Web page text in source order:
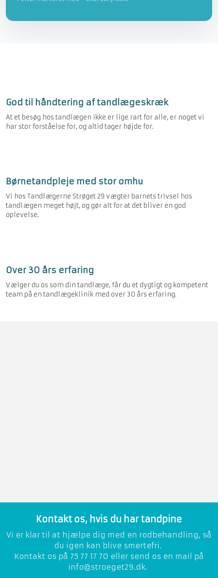
God til håndtering af tandlægeskræk
At et besøg hos tandlægen ikke er lige rart for alle, er noget vi
har stor forståelse for, og altid tager højde for.
Børnetandpleje med stor omhu
Vi hos Tandlægerne Strøget 29 vægter barnets trivsel hos
tandlægen meget højt, og gør alt for at det bliver en god
oplevelse.
Over 30 års erfaring
Vælger du os som din tandlæge, får du et dygtigt og kompetent
team på en tandlægeklinik med over 30 års erfaring.
​Kontakt os, hvis du har tandpine
Vi er klar til at hjælpe dig med en rodbehandling, så
du igen kan blive smertefri.​
Kontakt os på 75 77 17 70 eller send os en mail på
info@stroeget29.dk.